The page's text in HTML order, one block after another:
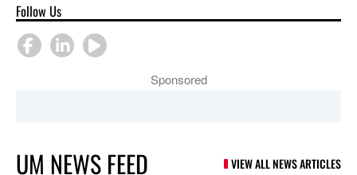
Follow Us
Sponsored
UM NEWS FEED VIEW ALL NEWS ARTICLES